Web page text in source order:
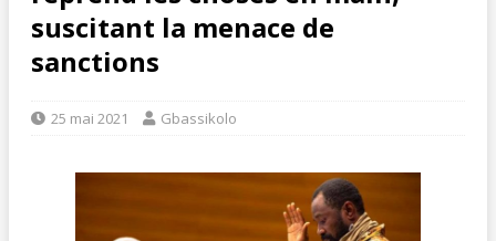
suscitant la menace de
sanctions
25 mai 2021 Gbassikolo